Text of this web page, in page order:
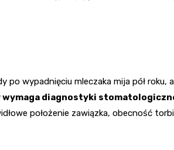
wypadnięciu mleczaka mija pół roku,
wymaga diagnostyki
położenie zawiązka, obecność